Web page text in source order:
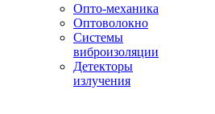
Опто-механика
Оптоволокно
Системы
виброизоляции
Детекторы
излучения